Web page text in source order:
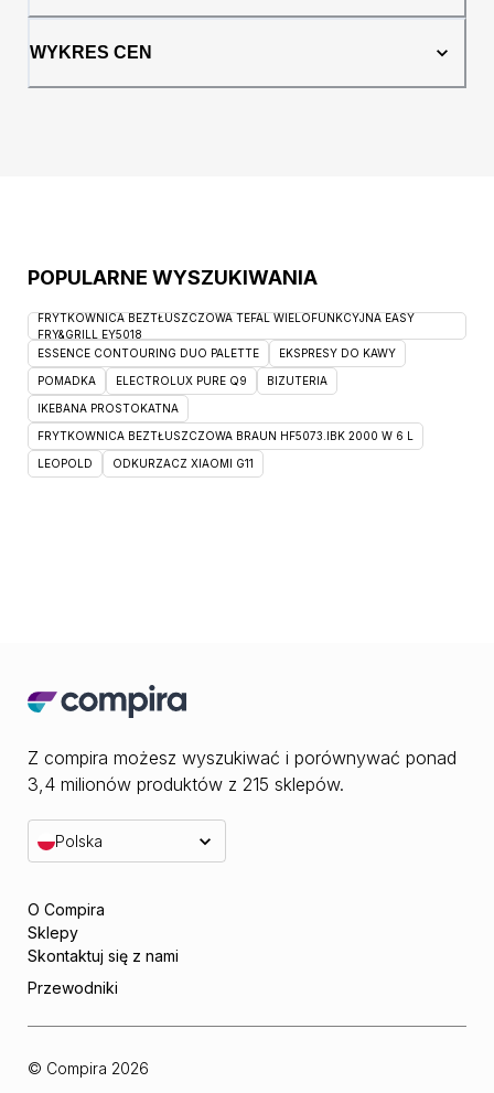
dla trzech osób, praktyczne podłokietniki,
sztucznego, polipropylenu odpornego na
promieniowanie słoneczne oraz inne
WYKRES CEN
POPULARNE WYSZUKIWANIA
FRYTKOWNICA BEZTŁUSZCZOWA TEFAL WIELOFUNKCYJNA EASY
FRY&GRILL EY5018
ESSENCE CONTOURING DUO PALETTE
EKSPRESY DO KAWY
POMADKA ELECTROLUX PURE Q9 BIZUTERIA
IKEBANA PROSTOKATNA
FRYTKOWNICA BEZTŁUSZCZOWA BRAUN HF5073.IBK 2000 W 6 L
LEOPOLD ODKURZACZ XIAOMI G11
Z compira możesz wyszukiwać i porównywać ponad
3,4 milionów produktów z 215 sklepów.
Polska
O Compira
Sklepy
Skontaktuj się z nami
Przewodniki
© Compira 2026